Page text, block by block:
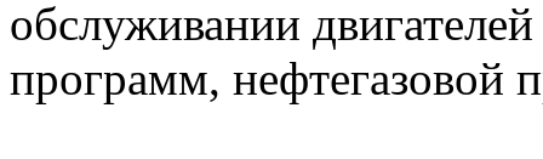
обслуживании
программ, нефтегазовой